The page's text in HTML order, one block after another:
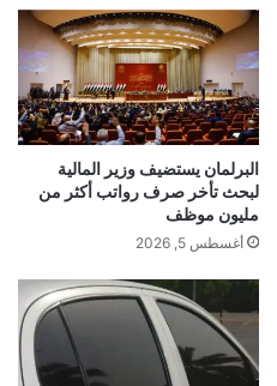
البرلمان يستضيف وزير المالية
لبحث تأخر صرف رواتب أكثر من
مليون موظف
أغسطس 5, 2026